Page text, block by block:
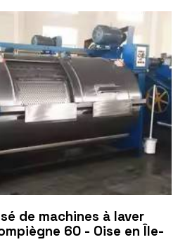
de machines à laver
60 - Oise en Île-